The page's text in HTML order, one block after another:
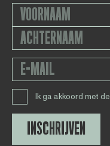
Ik ga akkoord met de
INSCHRIJVEN